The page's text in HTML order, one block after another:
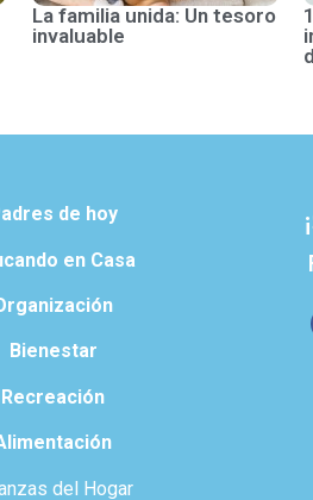
La familia unida: Un tesoro
invaluable
de hoy
en Casa
Bienestar
Recreación
del Hogar